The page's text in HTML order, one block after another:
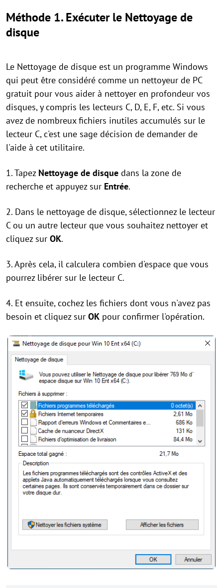
Méthode 1. Exécuter le Nettoyage de
disque
Le Nettoyage de disque est un programme Windows
qui peut être considéré comme un nettoyeur de PC
gratuit pour vous aider à nettoyer en profondeur vos
disques, y compris les lecteurs C, D, E, F, etc. Si vous
avez de nombreux fichiers inutiles accumulés sur le
lecteur C, c'est une sage décision de demander de
l'aide à cet utilitaire.
1. Tapez Nettoyage de disque dans la zone de
recherche et appuyez sur Entrée.
2. Dans le nettoyage de disque, sélectionnez le lecteur
C ou un autre lecteur que vous souhaitez nettoyer et
cliquez sur OK.
3. Après cela, il calculera combien d'espace que vous
pourrez libérer sur le lecteur C.
4. Et ensuite, cochez les fichiers dont vous n'avez pas
besoin et cliquez sur OK pour confirmer l'opération.